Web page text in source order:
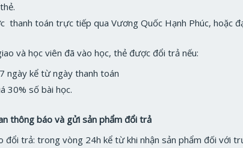
thanh toán trực tiếp qua Vương Quốc Hạnh Phúc, hoặc
và học viên đã vào học, thẻ được đổi trả nếu:
ngày kể từ ngày thanh toán
30% số bài học.
thông báo và gửi sản phẩm đổi trả
đổi trả: trong vòng 24h kể từ khi nhận sản phẩm đối với